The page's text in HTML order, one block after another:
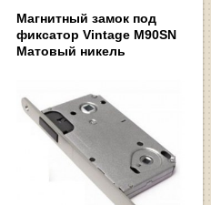
Магнитный замок под
фиксатор Vintage M90SN
Матовый никель